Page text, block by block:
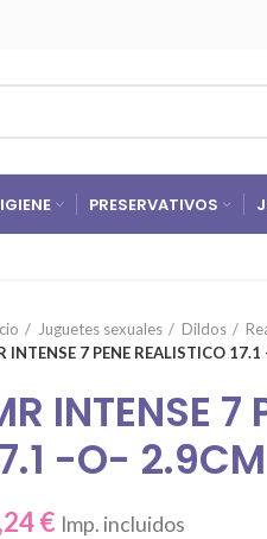
PRESERVATIVOS
Juguetes sexuales Dildos
INTENSE 7 PENE REALISTICO
INTENSE 7
-O- 2.9CM
€ Imp. incluidos